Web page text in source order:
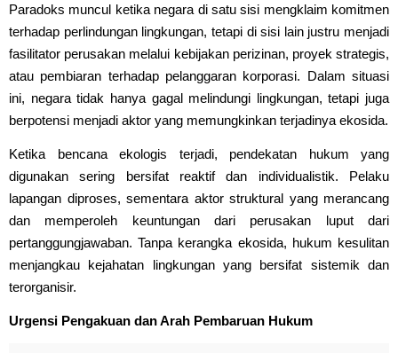
Paradoks muncul ketika negara di satu sisi mengklaim komitmen
terhadap perlindungan lingkungan, tetapi di sisi lain justru menjadi
fasilitator perusakan melalui kebijakan perizinan, proyek strategis,
atau pembiaran terhadap pelanggaran korporasi. Dalam situasi
ini, negara tidak hanya gagal melindungi lingkungan, tetapi juga
berpotensi menjadi aktor yang memungkinkan terjadinya ekosida.
Ketika bencana ekologis terjadi, pendekatan hukum yang
digunakan sering bersifat reaktif dan individualistik. Pelaku
lapangan diproses, sementara aktor struktural yang merancang
dan memperoleh keuntungan dari perusakan luput dari
pertanggungjawaban. Tanpa kerangka ekosida, hukum kesulitan
menjangkau kejahatan lingkungan yang bersifat sistemik dan
terorganisir.
Urgensi Pengakuan dan Arah Pembaruan Hukum